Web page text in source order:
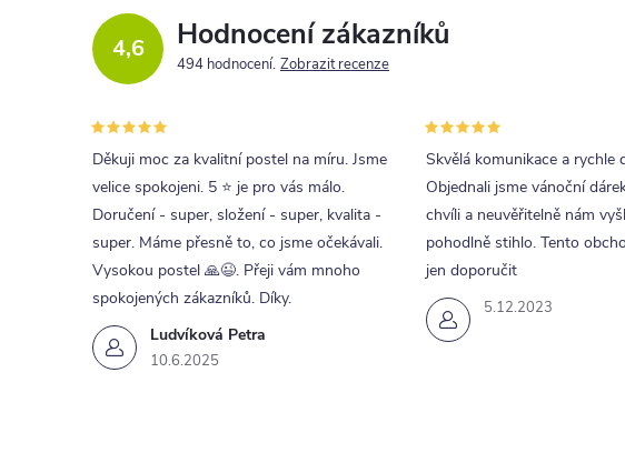
4,6 Hodnocení zákazníků
494 hodnocení Zobrazit recenze
Ludvíková Petra
10.6.2025
Děkuji moc za kvalitní postel na míru. Jsme
velice spokojeni. 5 ⭐ je pro vás málo.
Doručení - super, složení - super, kvalita -
super. Máme přesně to, co jsme očekávali.
Vysokou postel 🙏😉. Přeji vám mnoho
spokojených zákazníků. Díky.
5.12.2023
Skvělá komunikace a rychle
Objednali jsme vánoční
chvíli a neuvěřitelně nám
pohodlně stihlo. Tento
jen doporučit